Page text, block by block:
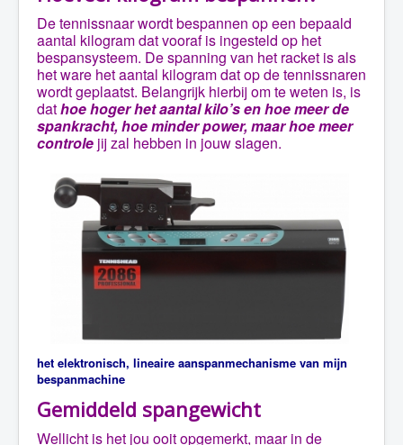
De tennissnaar wordt bespannen op een bepaald
aantal kilogram dat vooraf is ingesteld op het
bespansysteem. De spanning van het racket is als
het ware het aantal kilogram dat op de tennissnaren
wordt geplaatst. Belangrijk hierbij om te weten is, is
dathoe hoger het aantal kilo’s en hoe meer de
spankracht, hoe minder power, maar hoe meer
controle jij zal hebben in jouw slagen.
het elektronisch, lineaire aanspanmechanisme van mijn
bespanmachine
Gemiddeld spangewicht
Wellicht is het jou ooit opgemerkt, maar in de